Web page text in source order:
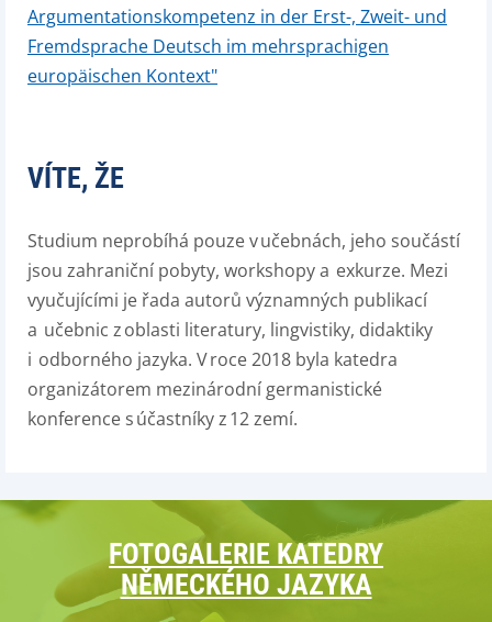
Argumentationskompetenz in der Erst-, Zweit- und
Fremdsprache Deutsch im mehrsprachigen
europäischen Kontext"
VÍTE, ŽE
Studium neprobíhá pouze v učebnách, jeho součástí
jsou zahraniční pobyty, workshopy a exkurze. Mezi
vyučujícími je řada autorů významných publikací
a učebnic z oblasti literatury, lingvistiky, didaktiky
i odborného jazyka. V roce 2018 byla katedra
organizátorem mezinárodní germanistické
konference s účastníky z 12 zemí.
FOTOGALERIE KATEDRY
NĚMECKÉHO JAZYKA